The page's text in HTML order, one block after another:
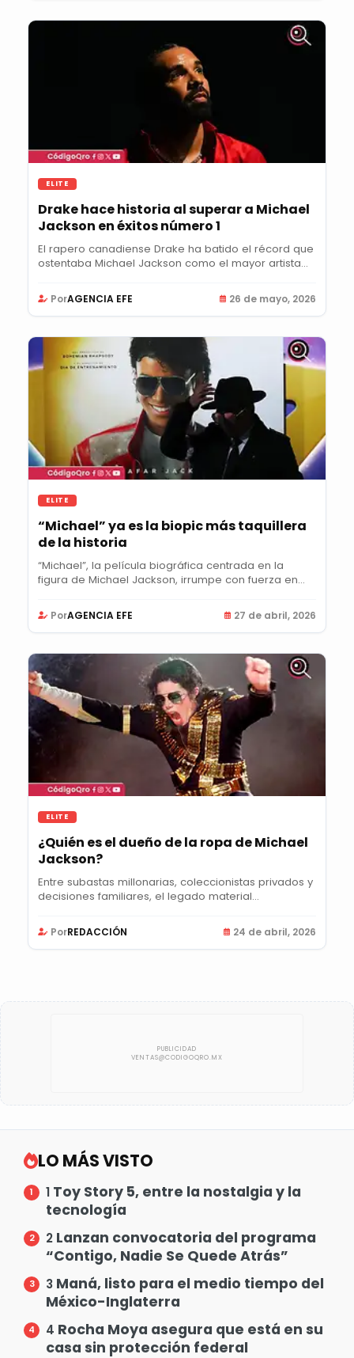
ELITE
Drake hace historia al superar a Michael
Jackson en éxitos número 1
El rapero canadiense Drake ha batido el récord que
ostentaba Michael Jackson como el mayor artista...
PorAGENCIA EFE 26 de mayo, 2026
ELITE
“Michael” ya es la biopic más taquillera
de la historia
“Michael”, la película biográfica centrada en la
figura de Michael Jackson, irrumpe con fuerza en...
PorAGENCIA EFE 27 de abril, 2026
ELITE
¿Quién es el dueño de la ropa de Michael
Jackson?
Entre subastas millonarias, coleccionistas privados y
decisiones familiares, el legado material...
PorREDACCIÓN 24 de abril, 2026
LO MÁS VISTO
1 Toy Story 5, entre la nostalgia y la
tecnología
2 Lanzan convocatoria del programa
“Contigo, Nadie Se Quede Atrás”
3 Maná, listo para el medio tiempo del
México-Inglaterra
4 Rocha Moya asegura que está en su
casa sin protección federal